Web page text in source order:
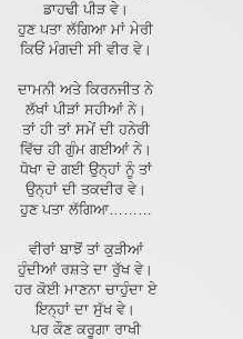
ਡਾਹਢੀ ਪੀੜ ਵੇ।
ਹੁਣ ਪਤਾ ਲੱਗਿਆ ਮਾਂ ਮੇਰੀ
ਕਿਓਂ ਮੰਗਦੀ ਸੀ ਵੀਰ ਵੇ।
ਦਾਮਨੀ ਅਤੇ ਕਿਰਨਜੀਤ ਨੇ
ਲੱਖਾਂ ਪੀੜਾਂ ਸਹੀਆਂ ਨੇ।
ਤਾਂ ਹੀ ਤਾਂ ਸਮੇਂ ਦੀ ਹਨੇਰੀ
ਵਿੱਚ ਹੀ ਗੁੰਮ ਗਈਆਂ ਨੇ।
ਧੋਖਾ ਦੇ ਗਈ ਉਨ੍ਹਾਂ ਨੂੰ ਤਾਂ
ਉਨ੍ਹਾਂ ਦੀ ਤਕਦੀਰ ਵੇ।
ਹੁਣ ਪਤਾ ਲੱਗਿਆ………
ਵੀਰਾਂ ਬਾਝੋਂ ਤਾਂ ਕੁੜੀਆਂ
ਹੁੰਦੀਆਂ ਰਸ਼ਤੇ ਦਾ ਰੁੱਖ ਵੇ।
ਹਰ ਕੋਈ ਮਾਣਨਾ ਚਾਹੁੰਦਾ ਏ
ਇਨ੍ਹਾਂ ਦਾ ਸੁੱਖ ਵੇ।
ਪਰ ਕੌਣ ਕਰੂਗਾ ਰਾਖੀ